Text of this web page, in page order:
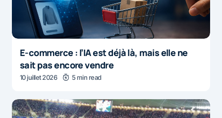
E-commerce : l’IA est déjà là, mais elle ne
sait pas encore vendre
10 juillet 2026 5 min read